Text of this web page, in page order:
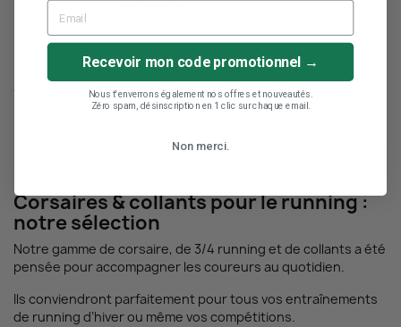
Affichage 1-9 de 9 article(s)
Corsaires & collants pour le running :
notre sélection
Notre gamme de corsaire, de 3/4 running et de collants a été
pensée pour accompagner les coureurs au quotidien.
Ils conviendront parfaitement pour tous vos entraînements
de running d’hiver ou même vos compétitions.
Recevoir mon code promotionnel →
Nous t'enverrons également nos offres et nouveautés.
Zéro spam, désinscription en 1 clic sur chaque email.
Non merci.